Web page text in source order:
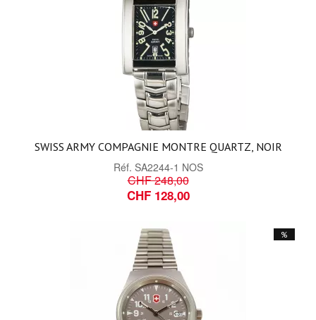
SWISS ARMY COMPAGNIE MONTRE QUARTZ, NOIR
Réf. SA2244-1 NOS
CHF 248,00
CHF 128,00
%